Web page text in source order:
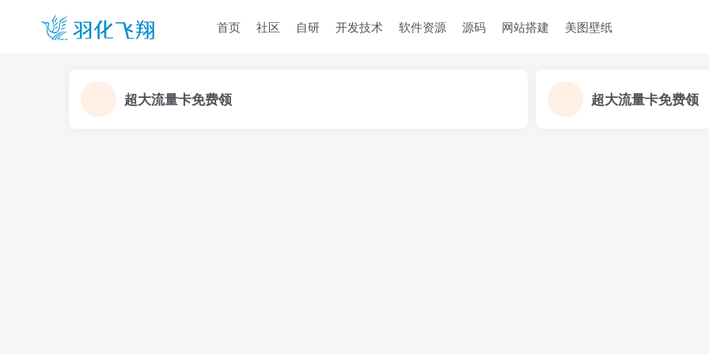
首页 社区 自研 开发技术 软件资源 源码 网站搭建 美图壁纸
超大流量卡免费领 超大流量卡免费领